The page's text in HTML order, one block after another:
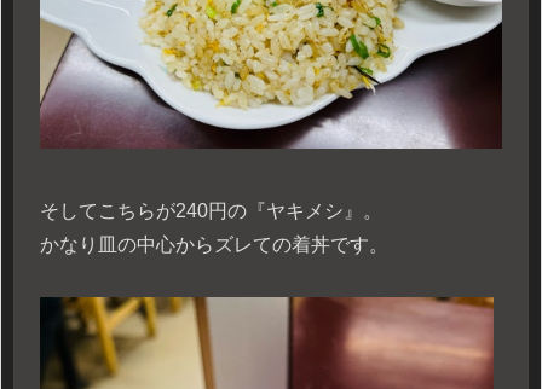
そしてこちらが240円の『ヤキメシ』。
かなり皿の中心からズレての着丼です。